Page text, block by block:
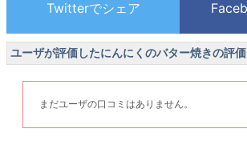
ユーザが評価したにんにくのバター焼きの評価
まだユーザの口コミはありません。